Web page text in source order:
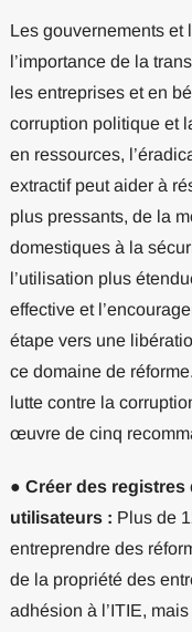
Les gouvernements
l’importance de la
les entreprises et en
corruption politique et
en ressources,
extractif peut aider à
plus pressants, de la
domestiques à la
l’utilisation plus
effective et
étape vers une
ce domaine de
lutte contre la
œuvre de cinq
● Créer des
utilisateurs : Plus de
entreprendre des
de la propriété des
adhésion à l’ITIE,